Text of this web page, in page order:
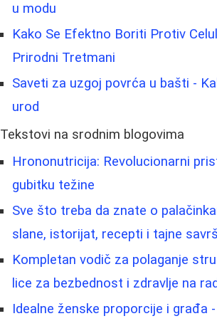
u modu
Kako Se Efektno Boriti Protiv
Prirodni Tretmani
Saveti za uzgoj povrća u bašti -
urod
Tekstovi na srodnim blogovima
Hrononutricija: Revolucionarni
gubitku težine
Sve što treba da znate o
slane, istorijat, recepti i tajne
Kompletan vodič za polaganje
lice za bezbednost i zdravlje na
Idealne ženske proporcije i građa